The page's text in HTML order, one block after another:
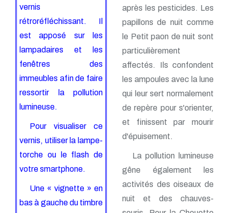
vernis
rétroréfléchissant. Il
est apposé sur les
lampadaires et les
fenêtres des
immeubles afin de faire
ressortir la pollution
lumineuse.
Pour visualiser ce
vernis, utiliser la lampe-
torche ou le flash de
votre smartphone.
Une « vignette » en
bas à gauche du timbre
après les pesticides. Les
papillons de nuit comme
le Petit paon de nuit sont
particulièrement
affectés. Ils confondent
les ampoules avec la lune
qui leur sert normalement
de repère pour s'orienter,
et finissent par mourir
d'épuisement.
La pollution lumineuse
gêne également les
activités des oiseaux de
nuit et des chauves-